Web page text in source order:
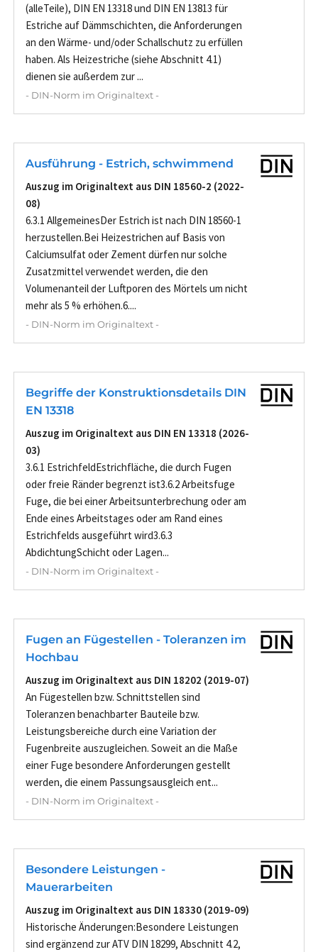
(alleTeile), DIN EN 13318 und DIN EN 13813 für
Estriche auf Dämmschichten, die Anforderungen
an den Wärme- und/oder Schallschutz zu erfüllen
haben. Als Heizestriche (siehe Abschnitt 4.1)
dienen sie außerdem zur ...
- DIN-Norm im Originaltext -
Ausführung - Estrich, schwimmend
Auszug im Originaltext aus DIN 18560-2 (2022-
08)
6.3.1 AllgemeinesDer Estrich ist nach DIN 18560-1
herzustellen.Bei Heizestrichen auf Basis von
Calciumsulfat oder Zement dürfen nur solche
Zusatzmittel verwendet werden, die den
Volumenanteil der Luftporen des Mörtels um nicht
mehr als 5 % erhöhen.6....
- DIN-Norm im Originaltext -
Begriffe der Konstruktionsdetails DIN
EN 13318
Auszug im Originaltext aus DIN EN 13318 (2026-
03)
3.6.1 EstrichfeldEstrichfläche, die durch Fugen
oder freie Ränder begrenzt ist3.6.2 Arbeitsfuge
Fuge, die bei einer Arbeitsunterbrechung oder am
Ende eines Arbeitstages oder am Rand eines
Estrichfelds ausgeführt wird3.6.3
AbdichtungSchicht oder Lagen...
- DIN-Norm im Originaltext -
Fugen an Fügestellen - Toleranzen im
Hochbau
Auszug im Originaltext aus DIN 18202 (2019-07)
An Fügestellen bzw. Schnittstellen sind
Toleranzen benachbarter Bauteile bzw.
Leistungsbereiche durch eine Variation der
Fugenbreite auszugleichen. Soweit an die Maße
einer Fuge besondere Anforderungen gestellt
werden, die einem Passungsausgleich ent...
- DIN-Norm im Originaltext -
Besondere Leistungen -
Mauerarbeiten
Auszug im Originaltext aus DIN 18330 (2019-09)
Historische Änderungen:Besondere Leistungen
sind ergänzend zur ATV DIN 18299, Abschnitt 4.2,